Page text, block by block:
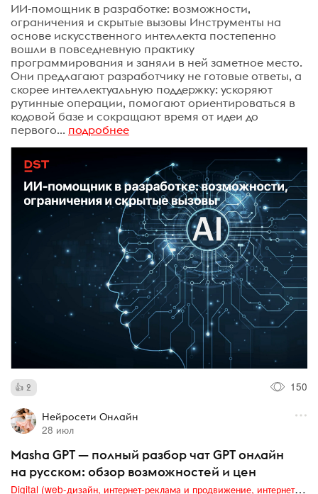
ИИ-помощник в разработке: возможности,
ограничения и скрытые вызовы ​Инструменты на
основе искусственного интеллекта постепенно
вошли в повседневную практику
программирования и заняли в ней заметное место.
Они предлагают разработчику не готовые ответы, а
скорее интеллектуальную поддержку: ускоряют
рутинные операции, помогают ориентироваться в
кодовой базе и сокращают время от идеи до
первого... подробнее
2 150
Нейросети Онлайн
28 июл
Masha GPT — полный разбор чат GPT онлайн
на русском: обзор возможностей и цен
Digital (web-дизайн, интернет-реклама и продвижение, интернет-сообщества и блоги, интернет-коммуникации, мобильный маркетинг, реклама на цифровых экранах)